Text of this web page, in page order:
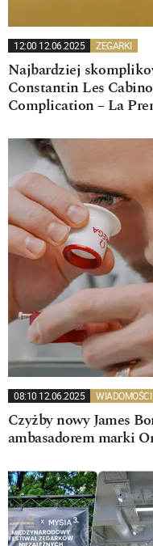
12:00 12.06.2025 ZEGARKI
Najbardziej
Constantin Les
Complication – La
08:10 12.06.2025 WIADOMOŚCI
Czyżby nowy James
ambasadorem marki